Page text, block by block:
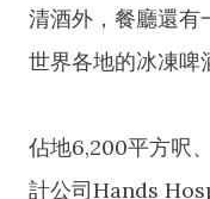
清酒外，餐廳還有
世界各地的冰凍啤
佔地6,200平方呎
計公司Hands